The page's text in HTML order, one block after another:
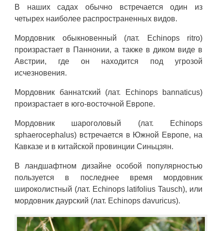
В наших садах обычно встречается один из
четырех наиболее распространенных видов.
Мордовник обыкновенный (лат. Echinops ritro)
произрастает в Паннонии, а также в диком виде в
Австрии, где он находится под угрозой
исчезновения.
Мордовник баннатский (лат. Echinops bannaticus)
произрастает в юго-восточной Европе.
Мордовник шароголовый (лат. Echinops
sphaerocephalus) встречается в Южной Европе, на
Кавказе и в китайской провинции Синьцзян.
В ландшафтном дизайне особой популярностью
пользуется в последнее время мордовник
широколистный (лат. Echinops latifolius Tausch), или
мордовник даурский (лат. Echinops davuricus).